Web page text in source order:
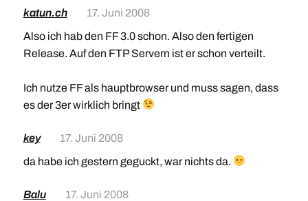
katun.ch
17. Juni 2008
Also ich hab den FF 3.0 schon. Also den fertigen
Release. Auf den FTP Servern ist er schon verteilt.
Ich nutze FF als hauptbrowser und muss sagen, dass
es der 3er wirklich bringt
key
17. Juni 2008
da habe ich gestern geguckt, war nichts da.
Balu
17. Juni 2008